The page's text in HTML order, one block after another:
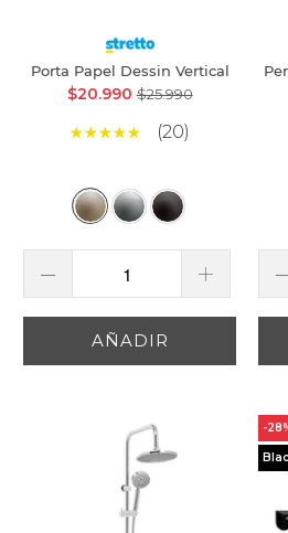
Porta Papel Dessin Vertical
$20.990$25.990
(20)
AÑADIR
-